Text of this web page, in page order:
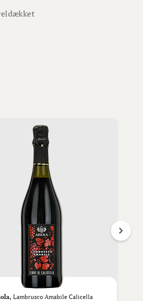
Lambrusco Amabile Calicella